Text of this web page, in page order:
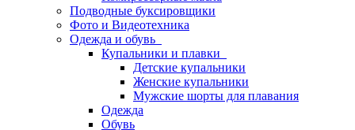
Подводные буксировщики
Фото и Видеотехника
Одежда и обувь
Купальники и плавки
Детские купальники
Женские купальники
Мужские шорты для плавания
Одежда
Обувь